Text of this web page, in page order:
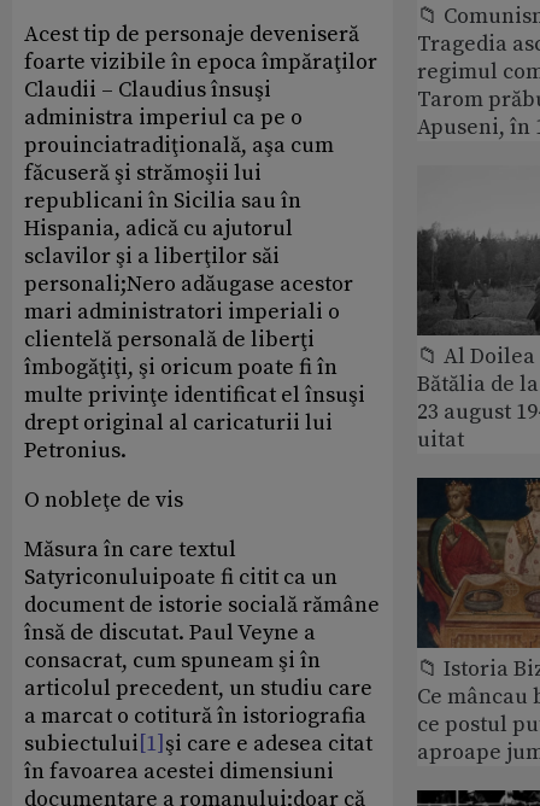
Acest tip de personaje deveniseră
foarte vizibile în epoca împăraţilor
Claudii – Claudius însuşi
administra imperiul ca pe o
prouinciatradiţională, aşa cum
făcuseră şi strămoşii lui
republicani în Sicilia sau în
Hispania, adică cu ajutorul
sclavilor şi a liberţilor săi
personali;Nero adăugase acestor
mari administratori imperiali o
clientelă personală de liberţi
îmbogăţiţi, şi oricum poate fi în
multe privinţe identificat el însuşi
drept original al caricaturii lui
Petronius.
O nobleţe de vis
Măsura în care textul
Satyriconuluipoate fi citit ca un
document de istorie socială rămâne
însă de discutat. Paul Veyne a
consacrat, cum spuneam şi în
articolul precedent, un studiu care
a marcat o cotitură în istoriografia
subiectului[1] şi care e adesea citat
în favoarea acestei dimensiuni
documentare a romanului;doar că
📁
Tragedia
regimul
Tarom
Apuseni, în
📁 Al
Bătălia de
23 august
uitat
📁 Istoria
Ce
ce postul
aproape